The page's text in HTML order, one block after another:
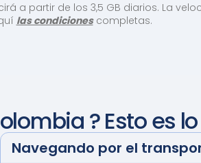
a partir de los 3,5 GB diarios. La
las condicionescompletas.
? Esto es
Navegando por el